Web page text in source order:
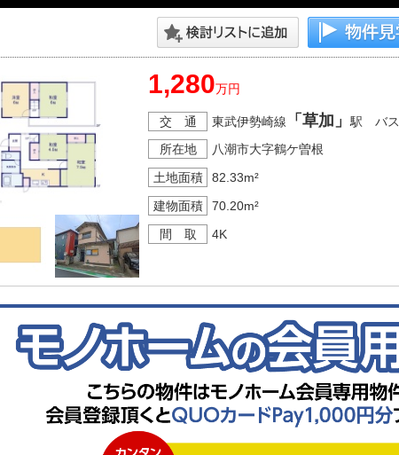
1,280万円
交 通 東武伊勢崎線 「草加」駅 バス
所在地
八潮市大字鶴ケ曽根
土地面積
82.33m²
建物面積
70.20m²
間 取
4K